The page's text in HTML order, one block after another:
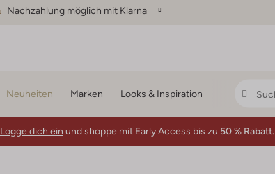
Nachzahlung möglich mit Klarna
Neuheiten Marken Looks & Inspiration
Logge dich ein und shoppe mit Early Access bis zu 50 % Rabatt.